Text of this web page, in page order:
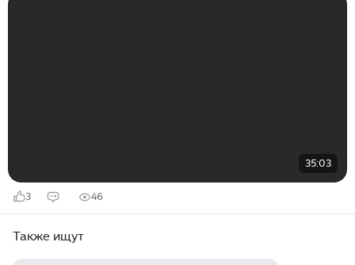
35:03
3 46
Также ищут